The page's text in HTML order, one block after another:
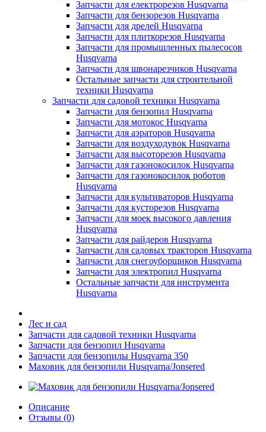
Запчасти для електрорезов Husqvarna
Запчасти для бензорезов Husqvarna
Запчасти для дрелей Husqvarna
Запчасти для плиткорезов Husqvarna
Запчасти для промышленных пылесосов
Husqvarna
Запчасти для швонарезчиков Husqvarna
Остальные запчасти для строительной
техники Husqvarna
Запчасти для садовой техники Husqvarna
Запчасти для бензопил Husqvarna
Запчасти для мотокос Husqvarna
Запчасти для аэраторов Husqvarna
Запчасти для воздуходувок Husqvarna
Запчасти для высоторезов Husqvarna
Запчасти для газонокосилок Husqvarna
Запчасти для газонокосилок роботов
Husqvarna
Запчасти для культиваторов Husqvarna
Запчасти для кусторезов Husqvarna
Запчасти для моек высокого давления
Husqvarna
Запчасти для райдеров Husqvarna
Запчасти для садовых тракторов Husqvarna
Запчасти для снегоуборщиков Husqvarna
Запчасти для электропил Husqvarna
Остальные запчасти для инструмента
Husqvarna
Лес и сад
Запчасти для садовой техники Husqvarna
Запчасти для бензопил Husqvarna
Запчасти для бензопилы Husqvarna 350
Маховик для бензопили Husqvarna/Jonsered
Описание
Отзывы (0)